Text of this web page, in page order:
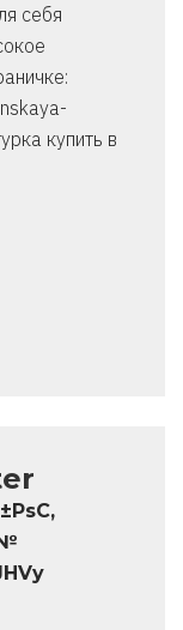
себя
купить в